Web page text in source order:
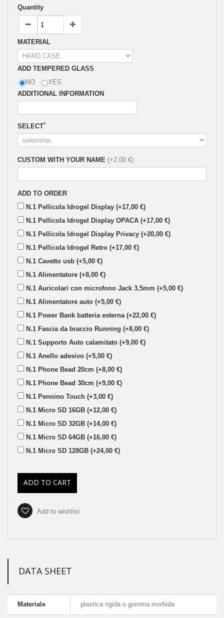
Quantity
MATERIAL
ADD TEMPERED GLASS
NO
YES
ADDITIONAL INFORMATION
SELECT*
CUSTOM WITH YOUR NAME (+2,00 €)
ADD TO ORDER
N.1 Pellicola Idrogel Display (+17,00 €)
N.1 Pellicola Idrogel Display OPACA (+17,00 €)
N.1 Pellicola Idrogel Display Privacy (+20,00 €)
N.1 Pellicola Idrogel Retro (+17,00 €)
N.1 Cavetto usb (+5,00 €)
N.1 Alimentatore (+8,00 €)
N.1 Auricolari con microfono Jack 3,5mm (+5,00 €)
N.1 Alimentatore auto (+5,00 €)
N.1 Power Bank batteria esterna (+22,00 €)
N.1 Fascia da braccio Running (+8,00 €)
N.1 Supporto Auto calamitato (+9,00 €)
N.1 Anello adesivo (+5,00 €)
N.1 Phone Bead 20cm (+8,00 €)
N.1 Phone Bead 30cm (+9,00 €)
N.1 Pennino Touch (+3,00 €)
N.1 Micro SD 16GB (+12,00 €)
N.1 Micro SD 32GB (+14,00 €)
N.1 Micro SD 64GB (+16,00 €)
N.1 Micro SD 128GB (+24,00 €)
ADD TO CART
Add to wishlist
DATA SHEET
Materiale plastica rigida o gomma morbida